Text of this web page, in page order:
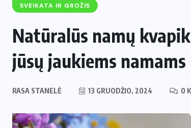
SVEIKATA IR GROŽIS
Natūralūs namų
jūsų jaukiems namams
RASA STANELĖ 13 GRUODŽIO, 2024 0
ENERGETIKA NAUJIENOS